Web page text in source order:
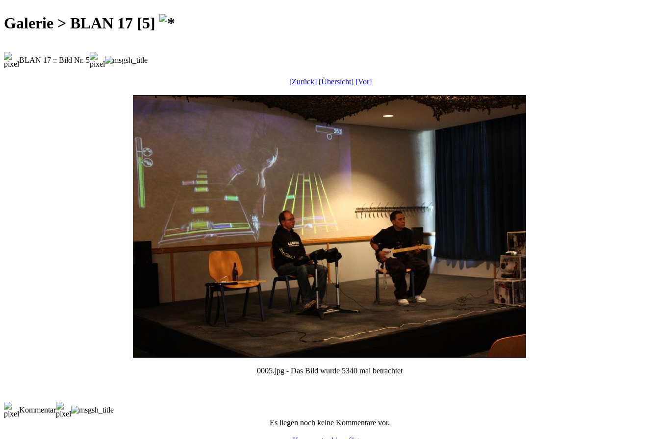
Galerie > BLAN 17 [5]
BLAN 17 :: Bild Nr. 5
[Zurück] [Übersicht] [Vor]
0005.jpg - Das Bild wurde 5340 mal betrachtet
Kommentar
Es liegen noch keine Kommentare vor.